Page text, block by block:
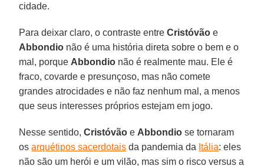
cidade.
Para deixar claro, o contraste entreCristóvão e
Abbondio não é uma história direta sobre o bem e o
mal, porque Abbondio não é realmente mau. Ele é
fraco, covarde e presunçoso, mas não comete
grandes atrocidades e não faz nenhum mal, a menos
que seus interesses próprios estejam em jogo.
Nesse sentido,Cristóvão e Abbondio se tornaram
osarquétipos sacerdotais da pandemia da Itália: eles
não são um herói e um vilão, mas sim o risco versus a